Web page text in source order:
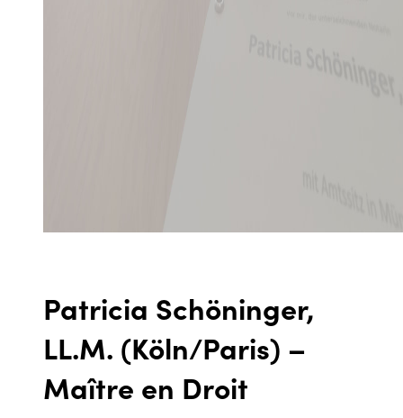
Patricia Schöninger,
LL.M. (Köln/Paris) –
Maître en Droit